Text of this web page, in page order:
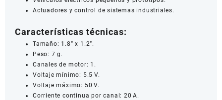
Actuadores y control de sistemas industriales.
Características técnicas:
Tamaño: 1.8” x 1.2”.
Peso: 7 g.
Canales de motor: 1.
Voltaje mínimo: 5.5 V.
Voltaje máximo: 50 V.
Corriente continua por canal: 20 A.